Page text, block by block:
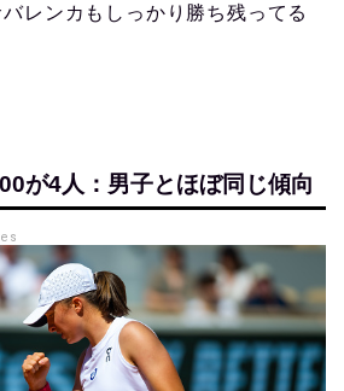
レンカもしっかり勝ち残ってる
が4人：男子とほぼ同じ傾向